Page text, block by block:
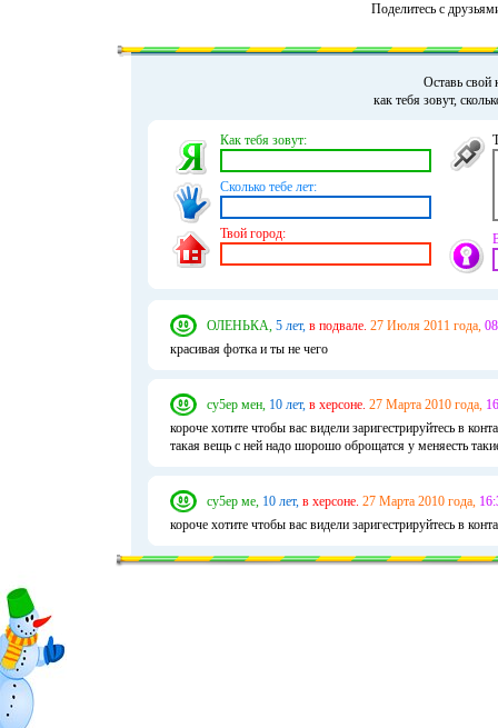
Поделитесь с
Оставь свой
как тебя зовут,
Как тебя зовут:
Сколько тебе лет:
Твой город:
ОЛЕНЬКА, 5 лет, в подвале. 27 Июля 2011 года,
красивая фотка и ты не чего
су5ер мен, 10 лет, в херсоне. 27 Марта 2010 года,
короче хотите чтобы вас видели заригестрируйтесь в
такая вещь с ней надо шорошо оброщатся у меняесть
су5ер ме, 10 лет, в херсоне. 27 Марта 2010 года,
короче хотите чтобы вас видели заригестрируйтесь в